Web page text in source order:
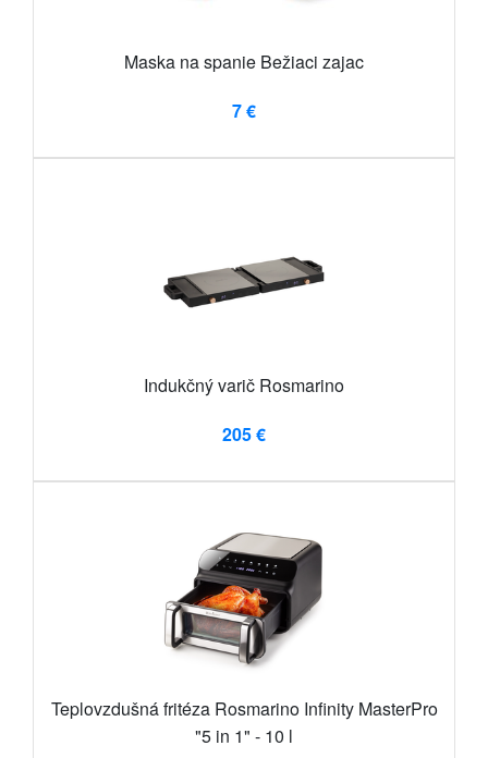
Maska na spanie Bežiaci zajac
7 €
Indukčný varič Rosmarino
205 €
Teplovzdušná fritéza Rosmarino Infinity MasterPro
"5 in 1" - 10 l